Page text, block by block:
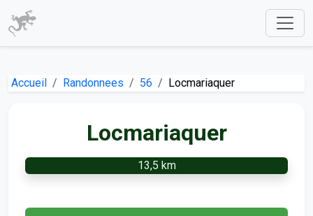
Accueil Randonnees 56 Locmariaquer
Locmariaquer
13,5 km